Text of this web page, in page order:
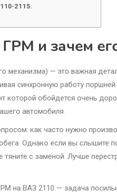
2115.
и зачем
механизма) — это важная
синхронную работу
которой обойдется очень
автомобиля.
как часто нужно
Однако если вы слышите
с заменой. Лучше
на ВАЗ 2110 — задача